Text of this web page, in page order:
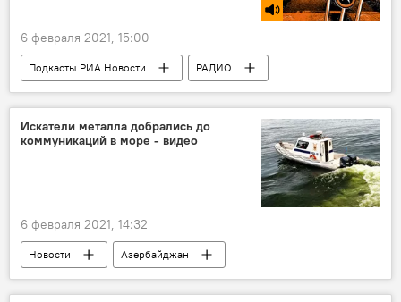
6 февраля 2021, 15:00
Подкасты РИА Новости
РАДИО
МУЛЬТИМЕДИА
Новости
Искатели металла добрались до
коммуникаций в море - видео
6 февраля 2021, 14:32
Новости
Азербайджан
Происшествия
ЖИЗНЬ